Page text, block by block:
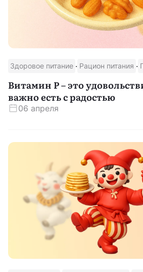
Здоровое питание · Рацион питания ·
Витамин P – это
важно есть с радостью
06 апреля